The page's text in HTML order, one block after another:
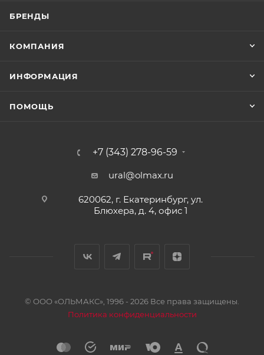
БРЕНДЫ
КОМПАНИЯ
ИНФОРМАЦИЯ
ПОМОЩЬ
+7 (343) 278-96-59
ural@olmax.ru
620062, г. Екатеринбург, ул.
Блюхера, д. 4, офис 1
© ООО «ОЛЬМАКС», 1996 - 2026 Все права защищены.
Политика конфиденциальности